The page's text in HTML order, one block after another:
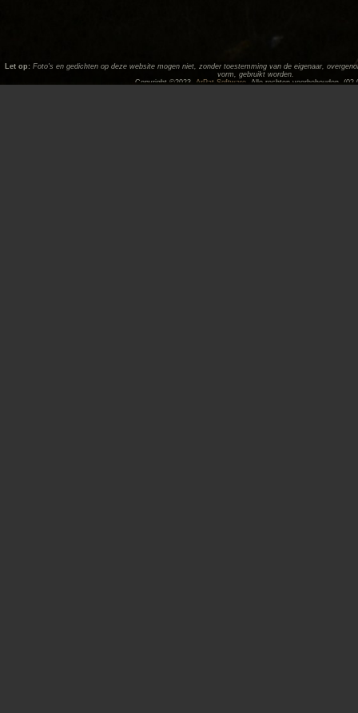
Let op: Foto's en gedichten op deze website mogen niet, zonder toestemming van de eigenaar,
vorm, gebruikt worden.
Copyright ©2023,
ArPat Software. Alle rechten voorbehouden.